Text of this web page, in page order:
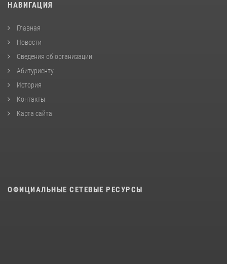
НАВИГАЦИЯ
Главная
Новости
Сведения об организации
Абитуриенту
История
Контакты
Карта сайта
ОФИЦИАЛЬНЫЕ СЕТЕВЫЕ РЕСУРСЫ